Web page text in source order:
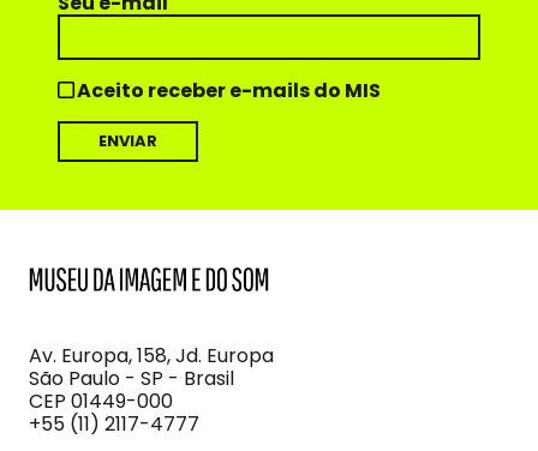
Aceito receber e-mails do MIS
Imagem
e
do
Som
Av. Europa, 158, Jd. Europa
São Paulo - SP - Brasil
CEP 01449-000
+55 (11) 2117-4777